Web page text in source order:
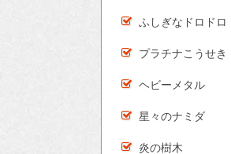
ふしぎなドロドロ
プラチナこうせき
ヘビーメタル
星々のナミダ
炎の樹木